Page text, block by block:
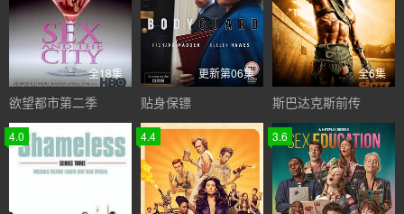
全18集
欲望都市第二季
更新第06集
贴身保镖
全6集
斯巴达克斯前传
4.0 4.4 3.6